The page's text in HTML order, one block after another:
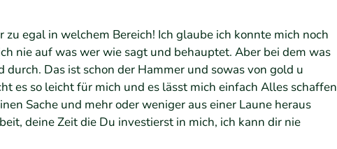
egal in welchem Bereich! Ich glaube ich konnte mich noch
nie auf was wer wie sagt und behauptet. Aber bei dem was
Das ist schon der Hammer und sowas von gold u
es so leicht für mich und es lässt mich einfach Alles schaffen
Sache und mehr oder weniger aus einer Laune heraus
deine Zeit die Du investierst in mich, ich kann dir nie